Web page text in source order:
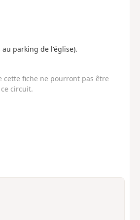
parking de l'église).
cette fiche ne pourront pas être
circuit.